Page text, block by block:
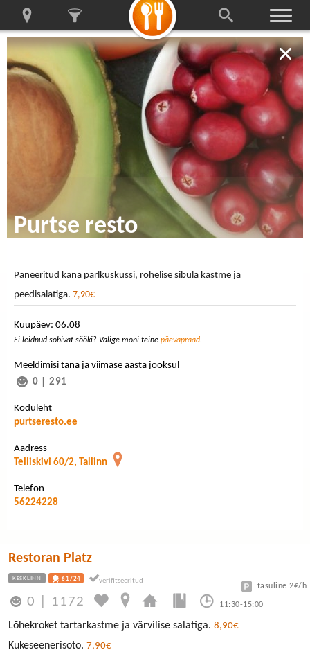
Purtse resto
Paneeritud kana pärlkuskussi, rohelise sibula kastme ja
peedisalatiga. 7,90€
Kuupäev: 06.08
Ei leidnud sobivat sööki? Valige mõni teine päevapraad.
Meeldimisi täna ja viimase aasta jooksul
0
291
Koduleht
purtseresto.ee
Aadress
Telliskivi 60/2, Tallinn
Telefon
56224228
Restoran Platz
KESKLINN 61/24
0 1172 11:30-15:00
tasuline 2€/h
Lõhekroket tartarkastme ja värvilise salatiga. 8,90€
Kukeseenerisoto. 7,90€